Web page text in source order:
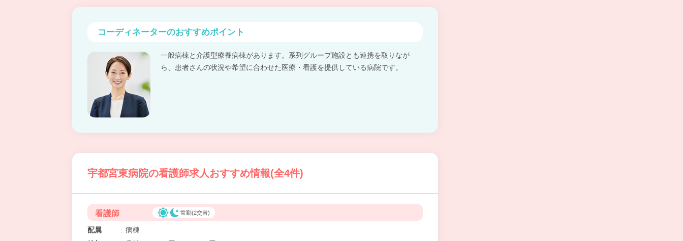
コーディネーターのおすすめポイント
一般病棟と介護型療養病棟があります。系列グループ施設とも連携を取りなが
ら、患者さんの状況や希望に合わせた医療・看護を提供している病院です。
宇都宮東病院の看護師求人おすすめ情報(全4件)
看護師 常勤(2交替)
配属 : 病棟